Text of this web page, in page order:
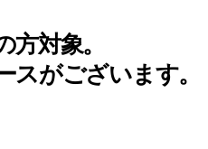
対象。
がございます。